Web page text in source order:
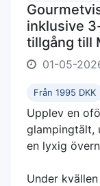
inklusive
tillgång till
01-05-
Från 1995 DKK
Upplev en
glampingtält,
en lyxig
Under